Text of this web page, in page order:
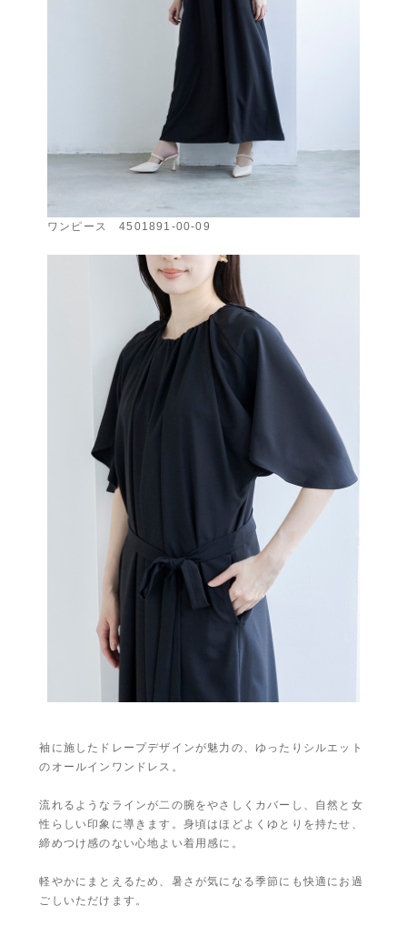
ワンピース 4501891-00-09
袖に施したドレープデザインが魅力の、ゆったりシルエット
のオールインワンドレス。
流れるようなラインが二の腕をやさしくカバーし、自然と女
性らしい印象に導きます。身頃はほどよくゆとりを持たせ、
締めつけ感のない心地よい着用感に。
軽やかにまとえるため、暑さが気になる季節にも快適にお過
ごしいただけます。